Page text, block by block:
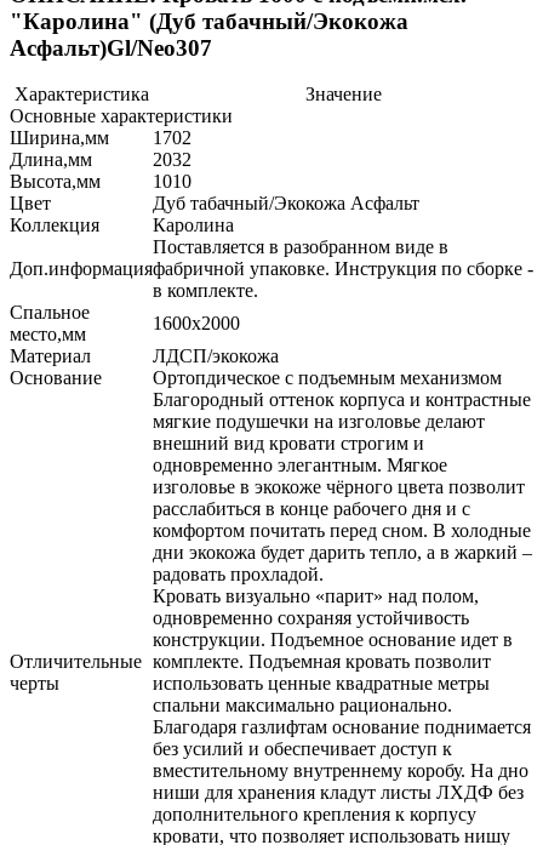
"Каролина" (Дуб табачный/Экокожа
Асфальт)Gl/Neo307
Характеристика
Значение
Основные характеристики
Ширина,мм
1702
Длина,мм
2032
Высота,мм
1010
Цвет
Дуб табачный/Экокожа Асфальт
Коллекция
Каролина
Доп.информация
Поставляется в разобранном виде в
фабричной упаковке. Инструкция по сборке -
в комплекте.
Спальное
место,мм
1600х2000
Материал
ЛДСП/экокожа
Основание
Ортопдическое с подъемным механизмом
Отличительные
черты
Благородный оттенок корпуса и контрастные
мягкие подушечки на изголовье делают
внешний вид кровати строгим и
одновременно элегантным. Мягкое
изголовье в экокоже чёрного цвета позволит
расслабиться в конце рабочего дня и с
комфортом почитать перед сном. В холодные
дни экокожа будет дарить тепло, а в жаркий –
радовать прохладой.
Кровать визуально «парит» над полом,
одновременно сохраняя устойчивость
конструкции. Подъемное основание идет в
комплекте. Подъемная кровать позволит
использовать ценные квадратные метры
спальни максимально рационально.
Благодаря газлифтам основание поднимается
без усилий и обеспечивает доступ к
вместительному внутреннему коробу. На дно
ниши для хранения кладут листы ЛХДФ без
дополнительного крепления к корпусу
кровати, что позволяет использовать нишу